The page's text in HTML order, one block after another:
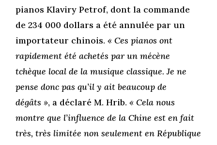
pianos Klaviry Petrof, dont la commande
de 234 000 dollars a été annulée par un
importateur chinois.« Ces pianos ont
rapidement été achetés par un mécène
tchèque local de la musique classique. Je ne
pense donc pas qu’il y ait beaucoup de
dégâts », a déclaré M. Hrib.« Cela nous
montre que l’influence de la Chine est en fait
très, très limitée non seulement en République